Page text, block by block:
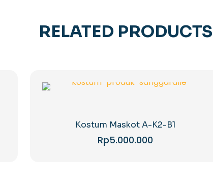
RELATED PRODUCTS
Kostum Maskot A-K2-B1
Rp5.000.000